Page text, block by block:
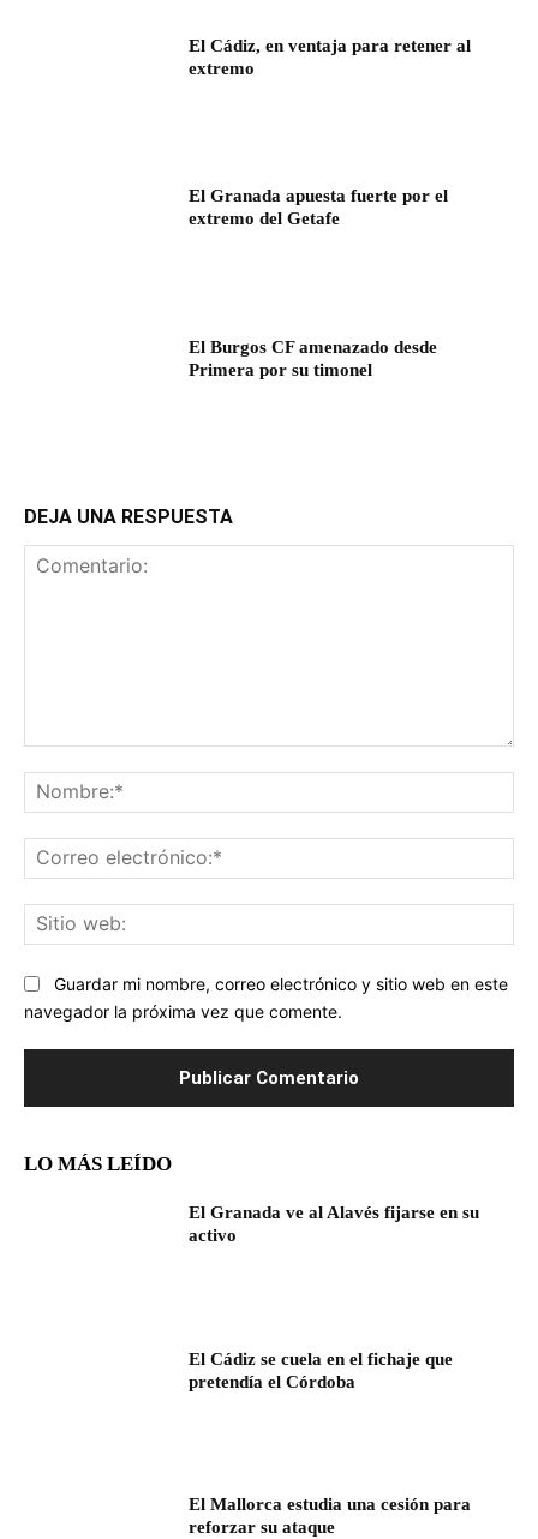
El Cádiz, en ventaja para retener al
extremo
El Granada apuesta fuerte por el
extremo del Getafe
El Burgos CF amenazado desde
Primera por su timonel
DEJA UNA RESPUESTA
Guardar mi nombre, correo electrónico y sitio web en este
navegador la próxima vez que comente.
LO MÁS LEÍDO
El Granada ve al Alavés fijarse en su
activo
El Cádiz se cuela en el fichaje que
pretendía el Córdoba
El Mallorca estudia una cesión para
reforzar su ataque